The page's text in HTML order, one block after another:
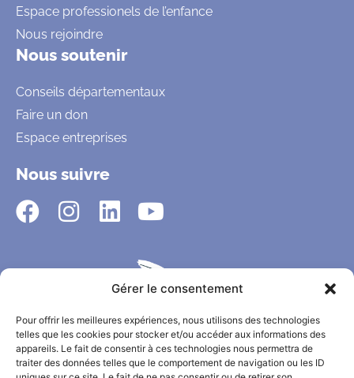
Gérer le consentement
Pour offrir les meilleures expériences, nous utilisons des technologies
telles que les cookies pour stocker et/ou accéder aux informations des
appareils. Le fait de consentir à ces technologies nous permettra de
traiter des données telles que le comportement de navigation ou les ID
Espace professionels de l’enfance
Nous rejoindre
Nous soutenir
Conseils départementaux
Faire un don
Espace entreprises
Nous suivre